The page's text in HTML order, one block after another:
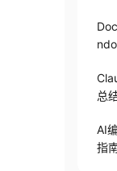
总
AI
指